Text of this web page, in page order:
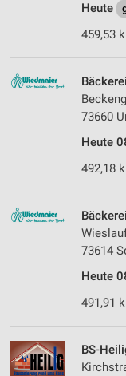
Heute
459,53
73660
Heute
492,18
73614
Heute
491,91
BS-